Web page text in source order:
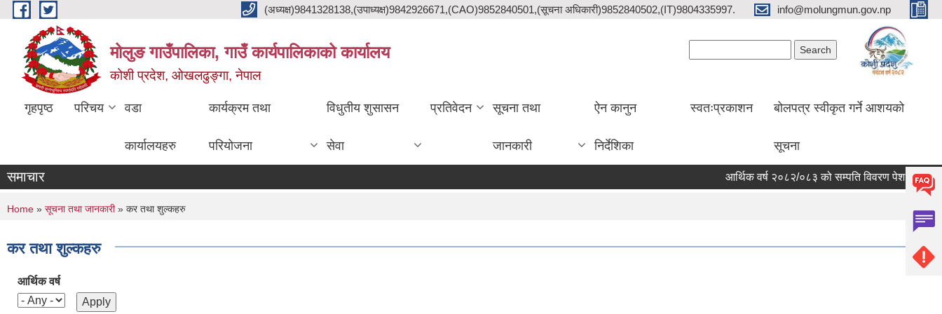
Skip to main content (अध्यक्ष)9841328138,(उपाध्यक्ष)9842926671,(CAO)9852840501,(सूचना अधिकारी)9852840502,(IT)9804335997. info@molungmun.gov.np
मोलुङ गाउँपालिका, गाउँ कार्यपालिकाको कार्यालय
कोशी प्रदेश, ओखलढुङ्गा, नेपाल
गृहपृष्ठ परिचय वडा
कार्यालयहरु
कार्यक्रम तथा
परियोजना
विधुतीय शुसासन
सेवा
प्रतिवेदन सूचना तथा
जानकारी
ऐन कानुन
निर्देशिका
स्वतःप्रकाशन बोलपत्र स्वीकृत गर्ने आशयको
सूचना
समाचार आर्थिक वर्ष २०८२/०८३ को सम्पति विवरण पेश गर्ने सम्बन्धी
You are here
Home » सूचना तथा जानकारी» कर तथा शुल्कहरु
कर तथा शुल्कहरु
आर्थिक वर्ष